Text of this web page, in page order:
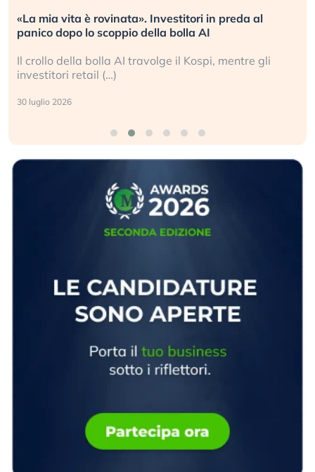
«La mia vita è rovinata». Investitori in preda al
panico dopo lo scoppio della bolla AI
Il crollo della bolla AI travolge il Kospi, mentre gli
investitori retail (…)
30 luglio 2026